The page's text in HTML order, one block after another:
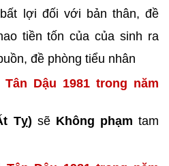
lợi đối với bản thân, đề
tiền tốn của của sinh ra
đề phòng tiểu nhân
Dậu 1981 trong năm
Tỵ) sẽ Không phạm tam